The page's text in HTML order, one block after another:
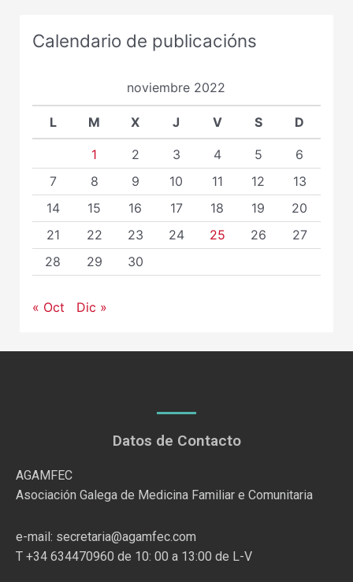
Calendario de publicacións
noviembre 2022
L M X J V S D
1 2 3 4 5
6
7
8 9 10 11 12
13
14
15 16 17 18 19
20
21
22 23 24 25 26
27
28
29 30
« Oct Dic »
Datos de Contacto
AGAMFEC
Asociación Galega de Medicina Familiar e Comunitaria
e-mail: secretaria@agamfec.com
T +34 634470960 de 10: 00 a 13:00 de L-V